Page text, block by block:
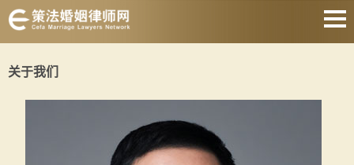
离婚财产律师
关于我们